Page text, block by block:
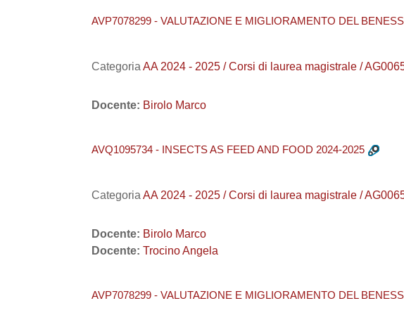
AVP7078299 - VALUTAZIONE E MIGLIORAMENTO DEL
Categoria AA 2024 - 2025 / Corsi di laurea magistrale /
Docente: Birolo Marco
AVQ1095734 - INSECTS AS FEED AND FOOD 2024-2025
Categoria AA 2024 - 2025 / Corsi di laurea magistrale /
Docente: Birolo Marco
Docente: Trocino Angela
AVP7078299 - VALUTAZIONE E MIGLIORAMENTO DEL